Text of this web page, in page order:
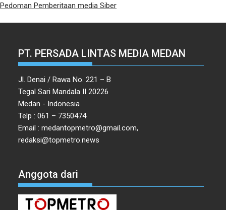
Pedoman Pemberitaan media Siber
PT. PERSADA LINTAS MEDIA MEDAN
Jl. Denai / Rawa No. 221 – B
Tegal Sari Mandala II 20226
Medan - Indonesia
Telp : 061 – 7350474
Email : medantopmetro@gmail.com,
redaksi@topmetro.news
Anggota dari